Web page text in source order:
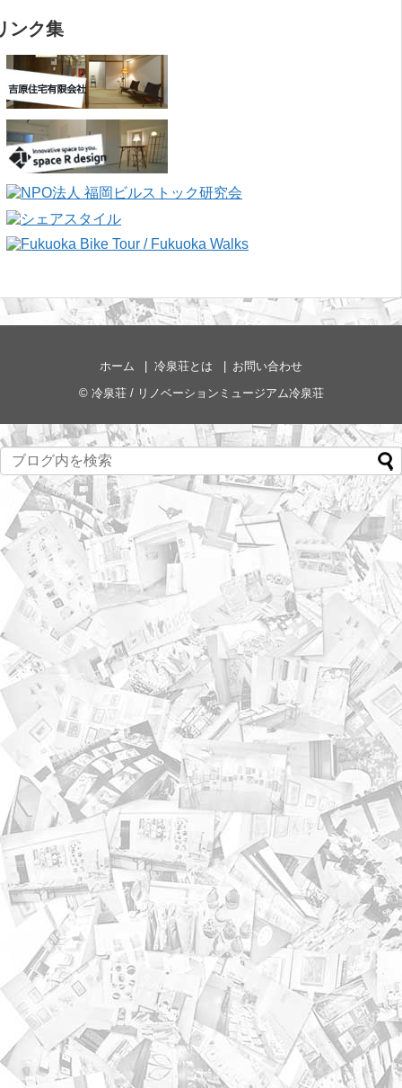
ンク集
ホーム 冷泉荘とは
お問い合わせ
© 冷泉荘 / リノベーションミュージアム冷泉荘